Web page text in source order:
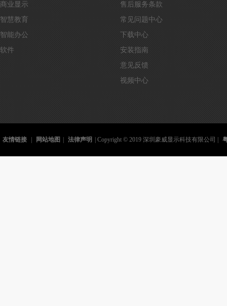
商业显示
智慧教育
智能办公
软件
售后服务条款
常见问题中心
下载中心
安装指南
意见反馈
视频中心
友情链接 网站地图 法律声明 | Copyright © 2019 深圳豪威显示科技有限公司 |